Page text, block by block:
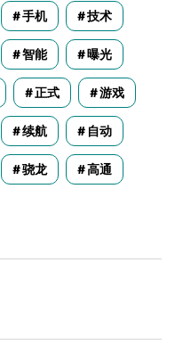
手机 技术
智能 曝光
正式 游戏
续航 自动
骁龙 高通